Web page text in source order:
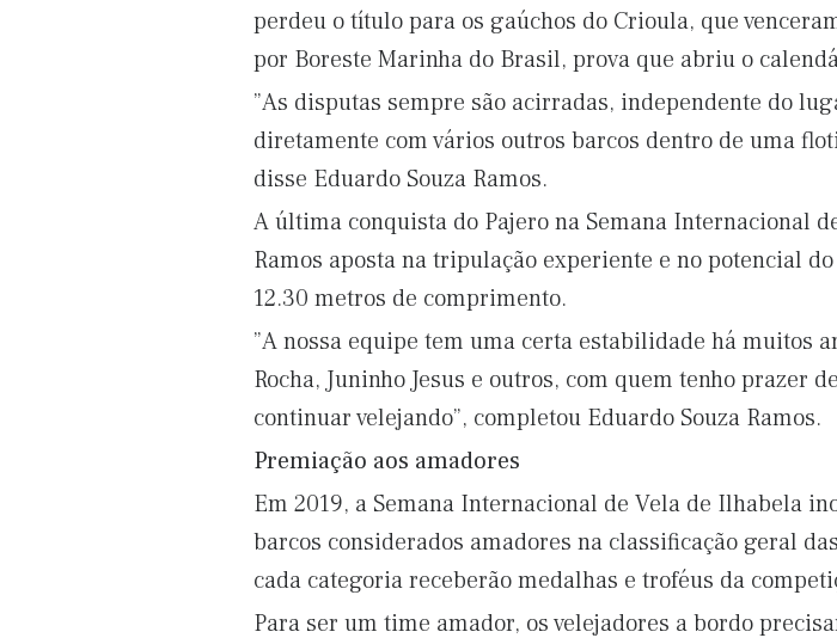
perdeu o título para os gaúchos do Crioula, que
por Boreste Marinha do Brasil, prova que abriu o
”As disputas sempre são acirradas, independente do
diretamente com vários outros barcos dentro de uma
disse Eduardo Souza Ramos.
A última conquista do Pajero na Semana Internacional
Ramos aposta na tripulação experiente e no potencial
12.30 metros de comprimento.
”A nossa equipe tem uma certa estabilidade há muitos
Rocha, Juninho Jesus e outros, com quem tenho prazer
continuar velejando”, completou Eduardo Souza Ramos.
Premiação aos amadores
Em 2019, a Semana Internacional de Vela de Ilhabela
barcos considerados amadores na classificação geral
cada categoria receberão medalhas e troféus da
Para ser um time amador, os velejadores a bordo